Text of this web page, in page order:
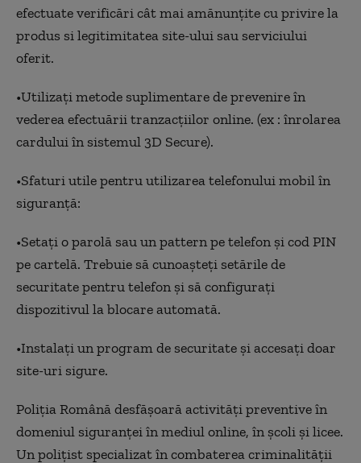
efectuate verificări cât mai amănunțite cu privire la
produs si legitimitatea site-ului sau serviciului
oferit.
•Utilizați metode suplimentare de prevenire în
vederea efectuării tranzacțiilor online. (ex : înrolarea
cardului în sistemul 3D Secure).
•Sfaturi utile pentru utilizarea telefonului mobil în
siguranță:
•Setați o parolă sau un pattern pe telefon și cod PIN
pe cartelă. Trebuie să cunoașteți setările de
securitate pentru telefon și să configurați
dispozitivul la blocare automată.
•Instalaţi un program de securitate și accesați doar
site-uri sigure.
Poliția Română desfășoară activități preventive în
domeniul siguranței în mediul online, în școli și licee.
Un polițist specializat în combaterea criminalității